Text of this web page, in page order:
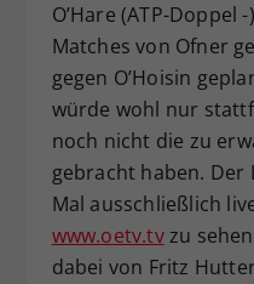
O’Hare (ATP-Doppel
Matches von Ofner
gegen O’Hoisin
würde wohl nur
noch nicht die zu
gebracht haben. Der
Mal ausschließlich
www.oetv.tvzu
dabei von Fritz